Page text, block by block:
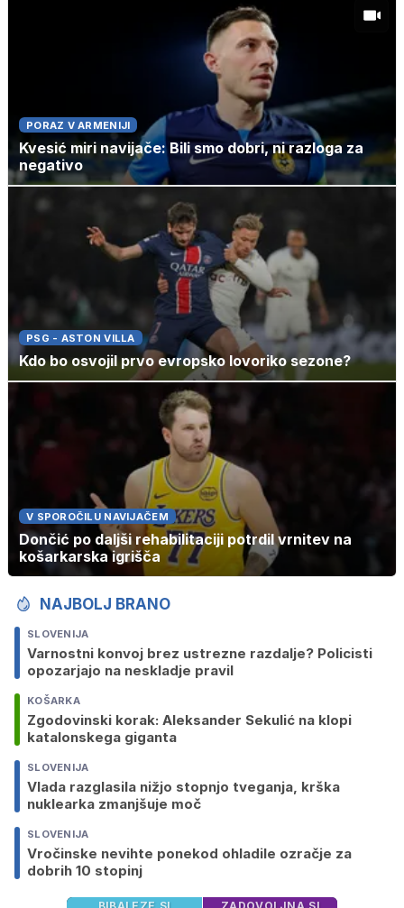
PORAZ V ARMENIJI
Kvesić miri navijače: Bili smo dobri, ni razloga za
negativo
PSG - ASTON VILLA
Kdo bo osvojil prvo evropsko lovoriko sezone?
V SPOROČILU NAVIJAČEM
Dončić po daljši rehabilitaciji potrdil vrnitev na
košarkarska igrišča
NAJBOLJ BRANO
SLOVENIJA
Varnostni konvoj brez ustrezne razdalje? Policisti
opozarjajo na neskladje pravil
KOŠARKA
Zgodovinski korak: Aleksander Sekulić na klopi
katalonskega giganta
SLOVENIJA
Vlada razglasila nižjo stopnjo tveganja, krška
nuklearka zmanjšuje moč
SLOVENIJA
Vročinske nevihte ponekod ohladile ozračje za
dobrih 10 stopinj